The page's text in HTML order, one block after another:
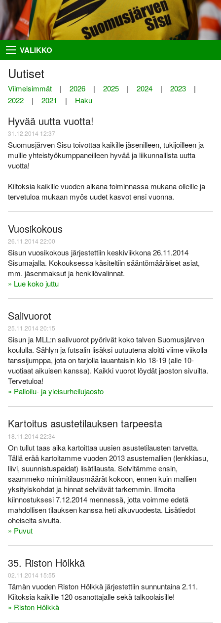
VALIKKO
Takaisin
Hiihto
Palloilu- ja yleisurheilu
Sisumaja
Suunnistus
Uutiset
Kalenteri
Takaisin
Riston Hölkkä
Ykkössuunnat
AIEMMAT
Salon Seudun Rastiviesti 2023
Karjalan Liiton
suunnistusmestaruuskilpailut
28.8.2021
Varsinais-Suomen Rastipäivät
Varsinais-Suomen AM-yö
Varsinais-Suomen AM-
keskimatka 3.6.2018
Tulosarkisto
Takaisin
Kuvat
Puvut
SUUNNISTAJILLE
Ilmoittautumisohjeet
Irma
Netti-ilmo
Timo Rapakko
Ylläpito
Takaisin
Seuraesittely
Organisaatio
SEURAA MEITÄ
Facebook
Flickr
RSS
Uutiset
Viimeisimmät | 2026 | 2025 | 2024 | 2023
|
2022
| 2021 | Haku
Hyvää uutta vuotta!
31.12.2014 12:37
Suomusjärven Sisu toivottaa kaikille jäsenilleen, tukijoilleen ja
muille yhteistyökumppaneilleen hyvää ja liikunnallista uutta
vuotta!
Kiitoksia kaikille vuoden aikana toiminnassa mukana olleille ja
tervetuloa mukaan myös uudet kasvot ensi vuonna.
Vuosikokous
26.11.2014 22:00
Sisun vuosikokous järjestettiin keskiviikkona 26.11.2014
Sisumajalla. Kokouksessa käsiteltiin sääntömääräiset asiat,
mm. jäsenmaksut ja henkilövalinnat.
» Lue koko juttu
Salivuorot
25.11.2014 20:15
Sisun ja MLL:n salivuorot pyörivät koko talven Suomusjärven
koululla. Sählyn ja futsalin lisäksi uutuutena aloitti viime viikolla
tanssijumppa, jota on tarjolla lauantaisin klo 18-19 (alle 10-
vuotiaat aikuisen kanssa). Kaikki vuorot löydät jaoston sivuilta.
Tervetuloa!
» Palloilu- ja yleisurheilujaosto
Kartoitus asustetilauksen tarpeesta
18.11.2014 22:34
On tullut taas aika kartoittaa uusien asustetilausten tarvetta.
Tällä erää kartoitamme vuoden 2013 asustemallien (lenkkiasu,
liivi, suunnistuspaidat) lisätilausta. Selvitämme ensin,
saammeko minimitilausmäärät kokoon, ennen kuin mallien
yksityiskohdat ja hinnat selviävät tarkemmin. Ilmoita
kiinnostuksesi 7.12.2014 mennessä, jotta voimme edetä
mahdollisen tilauksen kanssa heti alkuvuodesta. Lisätiedot
oheiselta sivulta.
» Puvut
35. Riston Hölkkä
02.11.2014 15:55
Tämän vuoden Riston Hölkkä järjestettiin sunnuntaina 2.11.
Kiitoksia kaikille 120 osanottajalle sekä talkoolaisille!
» Riston Hölkkä